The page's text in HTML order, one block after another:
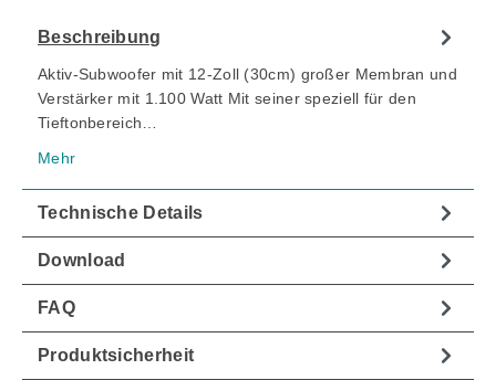
Beschreibung
Aktiv-Subwoofer mit 12-Zoll (30cm) großer Membran und
Verstärker mit 1.100 Watt Mit seiner speziell für den
Tieftonbereich…
Mehr
Technische Details
Download
FAQ
Produktsicherheit